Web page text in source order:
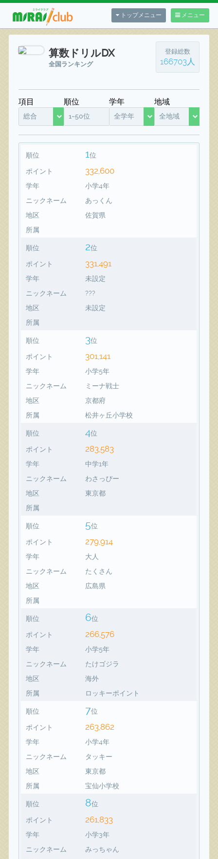
メニュー
トップメニュー
算数ドリルDX
全国ランキング
登録総数
166703人
項目
総合
順位
1~50位
学年
全学年
地域
全地域
順位 1位
ポイント 332,600
学年
小学4年
ニックネーム
あっくん
地区
佐賀県
所属
順位 2位
ポイント 331,491
学年
未設定
ニックネーム
???
地区
未設定
所属
順位 3位
ポイント 301,141
学年
小学5年
ニックネーム
ミーナ戦士
地区
京都府
所属
松井ヶ丘小学校
順位 4位
ポイント 283,583
学年
中学1年
ニックネーム
わさっぴー
地区
東京都
所属
順位 5位
ポイント 279,914
学年
大人
ニックネーム
たくさん
地区
広島県
所属
順位 6位
ポイント 266,576
学年
小学5年
ニックネーム
たけゴジラ
地区
海外
所属
ロッキーポイント
順位 7位
ポイント 263,862
学年
小学4年
ニックネーム
タッキー
地区
東京都
所属
宝仙小学校
順位 8位
ポイント 261,833
学年
小学3年
ニックネーム
みっちゃん